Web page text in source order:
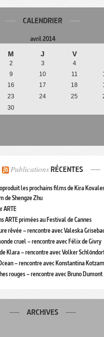
CALENDRIER
avril 2014
M J V
2 3 4
9 10 11
16 17 18
23 24 25
30
Publications RÉCENTES
les prochains films de Kira
de Shengze Zhu
ARTE
ARTE primées au Festival de Cannes
rêvée – rencontre avec Valeska
cruel – rencontre avec Félix de Givry
Klara – rencontre avec Volker
– rencontre avec Konstantina
rouges – rencontre avec Bruno Dumont
ARCHIVES